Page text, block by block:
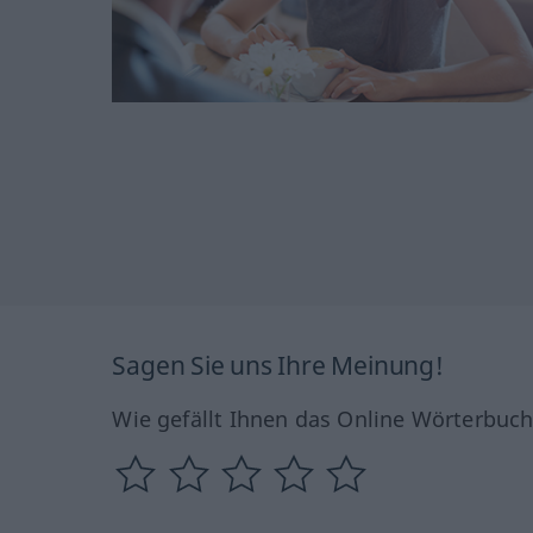
Sagen Sie uns Ihre Meinung!
Wie gefällt Ihnen das Online